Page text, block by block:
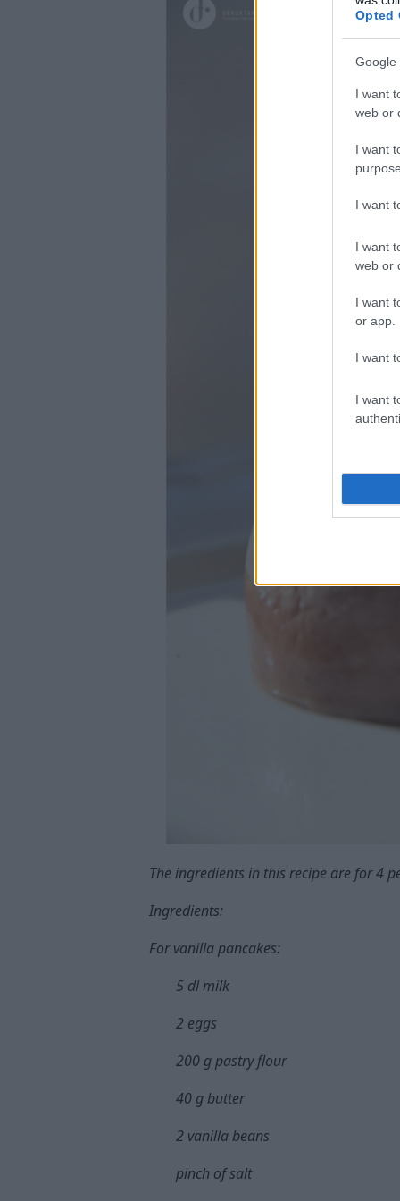
Opted
Google
I want
web or
I want
I want
I want
web or
I want
or app.
I want
I want
The ingredients in this recipe are for 4
Ingredients:
For vanilla pancakes:
5 dl milk
2 eggs
200 g pastry flour
40 g butter
2 vanilla beans
pinch of salt